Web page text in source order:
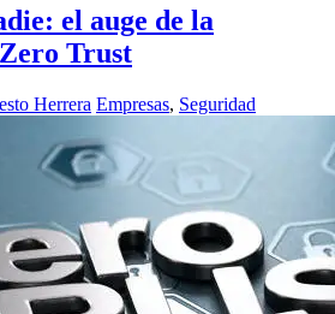
el auge de la
Trust
Herrera Empresas, Seguridad